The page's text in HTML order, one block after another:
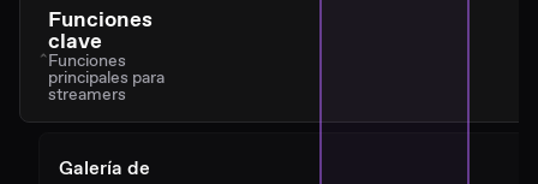
Funciones
clave
Funciones
principales para
streamers
Galería de